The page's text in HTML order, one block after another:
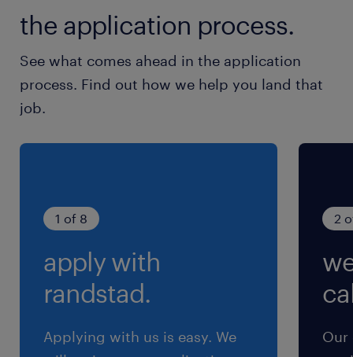
三田線、総武線／水道橋駅（徒歩10分）
休日休暇
シフト制
月14～16日出勤(シフト制)
（2）17:00-10:00（実働15時間00分・休憩120
残業なし！
the application process.
See what comes ahead in the application
process. Find out how we help you land that
job.
1 of 8
apply with
randstad.
Applying with us is easy. We
2
Our